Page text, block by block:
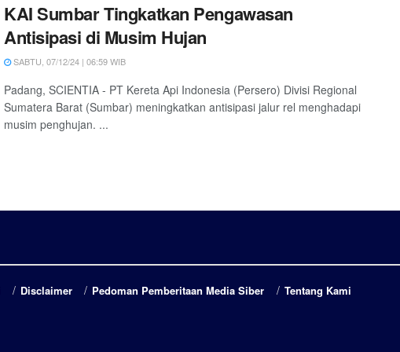
KAI Sumbar Tingkatkan Pengawasan
Antisipasi di Musim Hujan
SABTU, 07/12/24 | 06:59 WIB
Padang, SCIENTIA - PT Kereta Api Indonesia (Persero) Divisi Regional
Sumatera Barat (Sumbar) meningkatkan antisipasi jalur rel menghadapi
musim penghujan. ...
Disclaimer Pedoman Pemberitaan Media Siber Tentang Kami